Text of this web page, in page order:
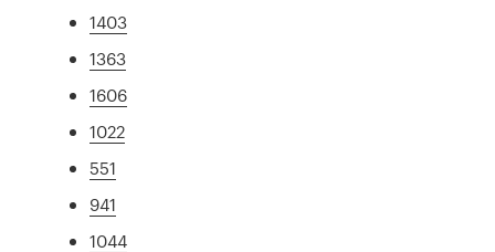
1403
1363
1606
1022
551
941
1044